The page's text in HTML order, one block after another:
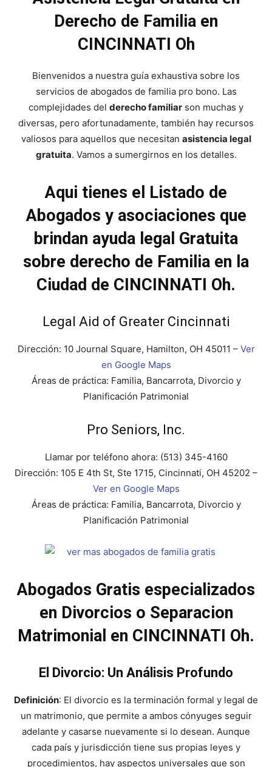
Derecho de Familia en
CINCINNATI Oh
Bienvenidos a nuestra guía exhaustiva sobre los
servicios de abogados de familia pro bono. Las
complejidades del derecho familiar son muchas y
diversas, pero afortunadamente, también hay recursos
valiosos para aquellos que necesitan asistencia legal
gratuita. Vamos a sumergirnos en los detalles.
Aqui tienes el Listado de
Abogados y asociaciones que
brindan ayuda legal Gratuita
sobre derecho de Familia en la
Ciudad de CINCINNATI Oh.
Legal Aid of Greater Cincinnati
Dirección: 10 Journal Square, Hamilton, OH 45011 – Ver
en Google Maps
Áreas de práctica: Familia, Bancarrota, Divorcio y
Planificación Patrimonial
Pro Seniors, Inc.
Llamar por teléfono ahora: (513) 345-4160
Dirección: 105 E 4th St, Ste 1715, Cincinnati, OH 45202 –
Ver en Google Maps
Áreas de práctica: Familia, Bancarrota, Divorcio y
Planificación Patrimonial
Abogados Gratis especializados
en Divorcios o Separacion
Matrimonial en CINCINNATI Oh.
El Divorcio: Un Análisis Profundo
Definición: El divorcio es la terminación formal y legal de
un matrimonio, que permite a ambos cónyuges seguir
adelante y casarse nuevamente si lo desean. Aunque
cada país y jurisdicción tiene sus propias leyes y
procedimientos, hay aspectos universales que son